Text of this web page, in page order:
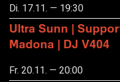
Di. 17.11. — 19:30
Ultra Sunn |
Madona | DJ V404
Fr. 20.11. — 20:00